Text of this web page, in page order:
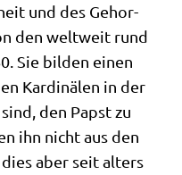
und des Gehor­
den welt­weit rund
Sie bil­den einen
Kar­di­nä­len in der
den Papst zu
ihn nicht aus den
aber seit alters